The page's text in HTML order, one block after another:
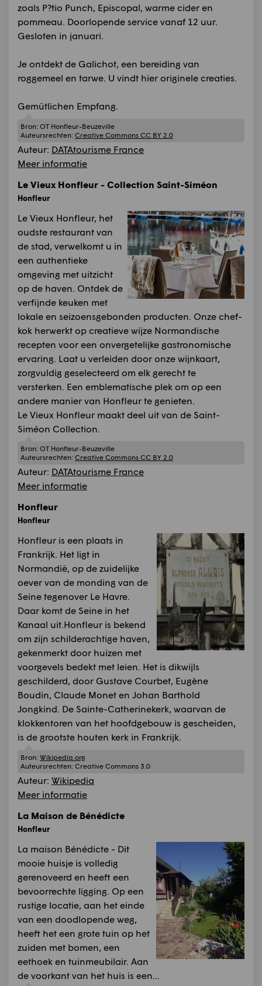
zoals P?tio Punch, Episcopal, warme cider en
pommeau. Doorlopende service vanaf 12 uur.
Gesloten in januari.
Je ontdekt de Galichot, een bereiding van
roggemeel en tarwe. U vindt hier originele creaties.
Gemütlichen Empfang.
Bron: OT Honfleur-Beuzeville
Auteursrechten: Creative Commons CC BY 2.0
Auteur: DATAtourisme France
Meer informatie
Le Vieux Honfleur - Collection Saint-Siméon
Honfleur
Le Vieux Honfleur, het
oudste restaurant van
de stad, verwelkomt u in
een authentieke
omgeving met uitzicht
op de haven. Ontdek de
verfijnde keuken met
lokale en seizoensgebonden producten. Onze chef-
kok herwerkt op creatieve wijze Normandische
recepten voor een onvergetelijke gastronomische
ervaring. Laat u verleiden door onze wijnkaart,
zorgvuldig geselecteerd om elk gerecht te
versterken. Een emblematische plek om op een
andere manier van Honfleur te genieten.
Le Vieux Honfleur maakt deel uit van de Saint-
Siméon Collection.
Bron: OT Honfleur-Beuzeville
Auteursrechten: Creative Commons CC BY 2.0
Auteur: DATAtourisme France
Meer informatie
Honfleur
Honfleur
Honfleur is een plaats in
Frankrijk. Het ligt in
Normandië, op de zuidelijke
oever van de monding van de
Seine tegenover Le Havre.
Daar komt de Seine in het
Kanaal uit.Honfleur is bekend
om zijn schilderachtige haven,
gekenmerkt door huizen met
voorgevels bedekt met leien. Het is dikwijls
geschilderd, door Gustave Courbet, Eugène
Boudin, Claude Monet en Johan Barthold
Jongkind. De Sainte-Catherinekerk, waarvan de
klokkentoren van het hoofdgebouw is gescheiden,
is de grootste houten kerk in Frankrijk.
Bron: Wikipedia.org
Auteursrechten: Creative Commons 3.0
Auteur: Wikipedia
Meer informatie
La Maison de Bénédicte
Honfleur
La maison Bénédicte - Dit
mooie huisje is volledig
gerenoveerd en heeft een
bevoorrechte ligging. Op een
rustige locatie, aan het einde
van een doodlopende weg,
heeft het een grote tuin op het
zuiden met bomen, een
eethoek en tuinmeubilair. Aan
de voorkant van het huis is een...